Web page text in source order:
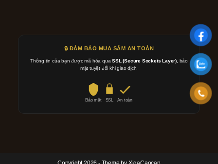
🔒 ĐẢM BẢO MUA SẮM AN TOÀN
Thông tin của bạn được mã hóa quaSSL (Secure Sockets Layer) , bảo
mật tuyệt đối khi giao dịch.
Bảo mật SSL An toàn